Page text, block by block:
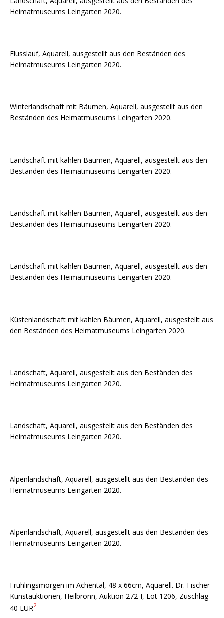
Heimatmuseums Leingarten 2020.
Flusslauf, Aquarell, ausgestellt aus den Beständen des
Heimatmuseums Leingarten 2020.
Winterlandschaft mit Bäumen, Aquarell, ausgestellt aus den
Beständen des Heimatmuseums Leingarten 2020.
Landschaft mit kahlen Bäumen, Aquarell, ausgestellt aus den
Beständen des Heimatmuseums Leingarten 2020.
Landschaft mit kahlen Bäumen, Aquarell, ausgestellt aus den
Beständen des Heimatmuseums Leingarten 2020.
Landschaft mit kahlen Bäumen, Aquarell, ausgestellt aus den
Beständen des Heimatmuseums Leingarten 2020.
Küstenlandschaft mit kahlen Bäumen, Aquarell, ausgestellt aus
den Beständen des Heimatmuseums Leingarten 2020.
Landschaft, Aquarell, ausgestellt aus den Beständen des
Heimatmuseums Leingarten 2020.
Landschaft, Aquarell, ausgestellt aus den Beständen des
Heimatmuseums Leingarten 2020.
Alpenlandschaft, Aquarell, ausgestellt aus den Beständen des
Heimatmuseums Leingarten 2020.
Alpenlandschaft, Aquarell, ausgestellt aus den Beständen des
Heimatmuseums Leingarten 2020.
Frühlingsmorgen im Achental, 48 x 66cm, Aquarell. Dr. Fischer
Kunstauktionen, Heilbronn, Auktion 272-I, Lot 1206, Zuschlag
40 EUR2